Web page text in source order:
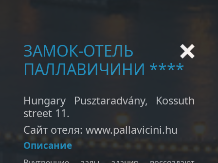
ЗАМОК-ОТЕЛЬ
ПАЛЛАВИЧИНИ ****
Hungary Pusztaradvány, Kossuth
street 11.
Сайт отеля: www.pallavicini.hu
Описание